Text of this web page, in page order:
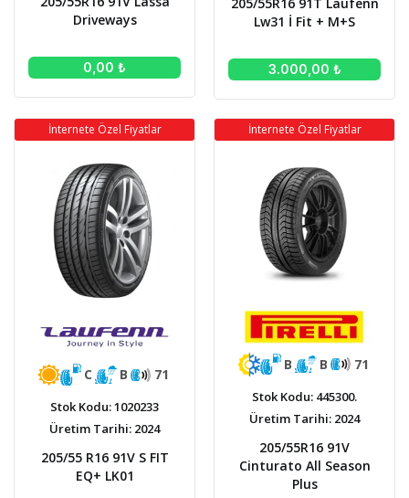
Driveways
0,00 ₺
Lw31 İ Fit + M+S
3.000,00 ₺
İnternete Özel Fiyatlar
C B 71
Stok Kodu: 1020233
Üretim Tarihi: 2024
205/55 R16 91V S FIT
EQ+ LK01
İnternete Özel Fiyatlar
B B 71
Stok Kodu: 445300.
Üretim Tarihi: 2024
205/55R16 91V
Cinturato All Season
Plus